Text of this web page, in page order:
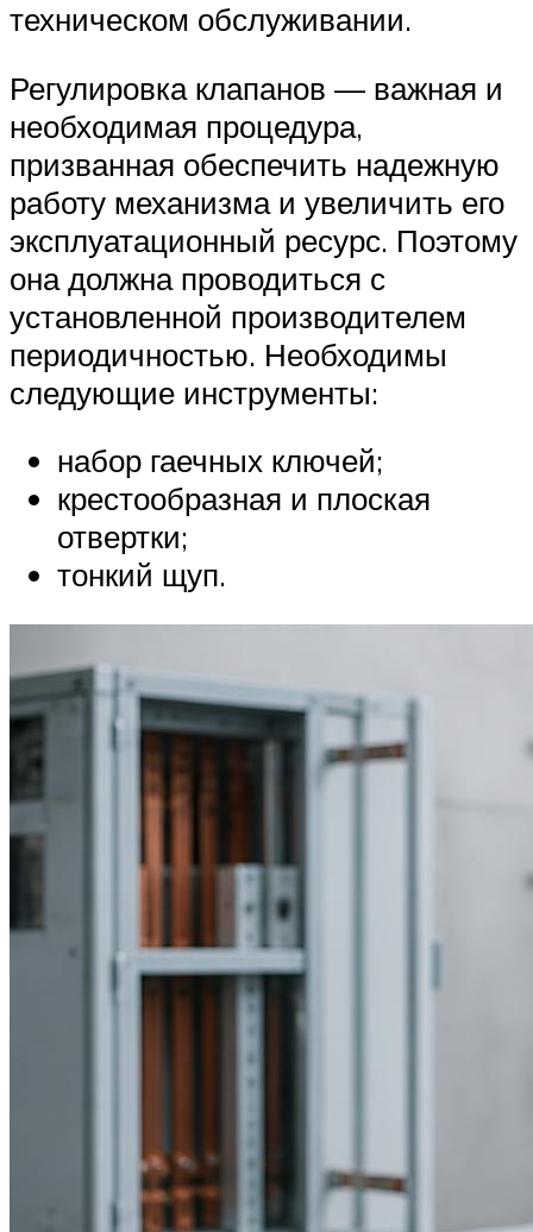
техническом обслуживании.
Регулировка клапанов — важная и
необходимая процедура,
призванная обеспечить надежную
работу механизма и увеличить его
эксплуатационный ресурс. Поэтому
она должна проводиться с
установленной производителем
периодичностью. Необходимы
следующие инструменты:
набор гаечных ключей;
крестообразная и плоская
отвертки;
тонкий щуп.